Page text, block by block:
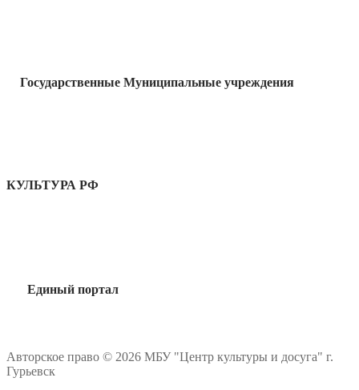
Государственные Муниципальные учреждения
КУЛЬТУРА РФ
Единый портал
Авторское право © 2026 МБУ "Центр культуры и досуга" г.
Гурьевск